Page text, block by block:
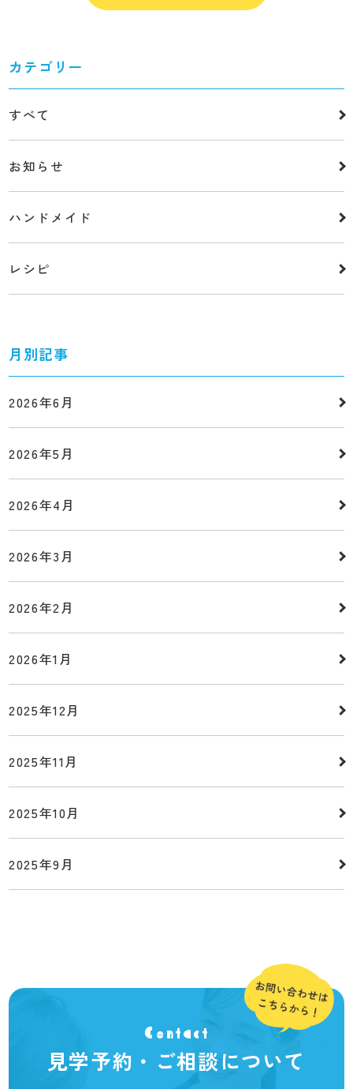
カテゴリー
すべて
お知らせ
ハンドメイド
レシピ
月別記事
2026年6月
2026年5月
2026年4月
2026年3月
2026年2月
2026年1月
2025年12月
2025年11月
2025年10月
2025年9月
Contact
見学予約・ご相談について